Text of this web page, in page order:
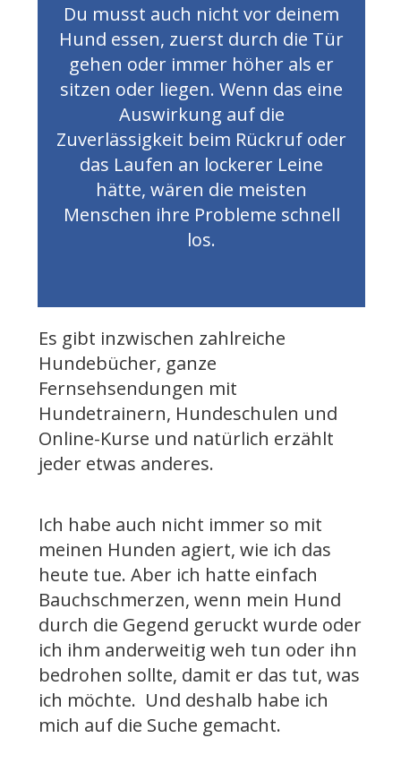
Du musst auch nicht vor deinem
Hund essen, zuerst durch die Tür
gehen oder immer höher als er
sitzen oder liegen. Wenn das eine
Auswirkung auf die
Zuverlässigkeit beim Rückruf oder
das Laufen an lockerer Leine
hätte, wären die meisten
Menschen ihre Probleme schnell
los.
Es gibt inzwischen zahlreiche
Hundebücher, ganze
Fernsehsendungen mit
Hundetrainern, Hundeschulen und
Online-Kurse und natürlich erzählt
jeder etwas anderes.
Ich habe auch nicht immer so mit
meinen Hunden agiert, wie ich das
heute tue. Aber ich hatte einfach
Bauchschmerzen, wenn mein Hund
durch die Gegend geruckt wurde oder
ich ihm anderweitig weh tun oder ihn
bedrohen sollte, damit er das tut, was
ich möchte. Und deshalb habe ich
mich auf die Suche gemacht.